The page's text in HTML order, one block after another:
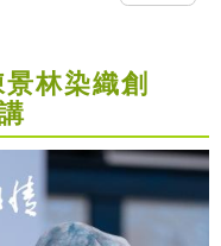
林染織創